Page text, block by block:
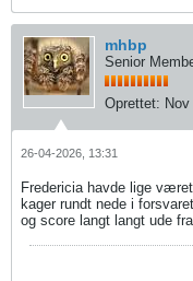
mhbp
Senior
Oprettet:
26-04-2026, 13:31
Fredericia havde lige
kager rundt nede i
og score langt langt ude